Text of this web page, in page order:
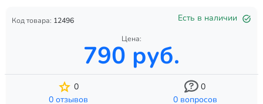
Код товара: 12496 Есть в наличии
Цена:
790 руб.
0
0 отзывов
0
0 вопросов